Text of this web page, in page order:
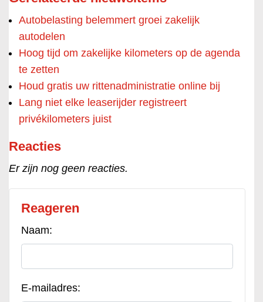
Autobelasting belemmert groei zakelijk
autodelen
Hoog tijd om zakelijke kilometers op de agenda
te zetten
Houd gratis uw rittenadministratie online bij
Lang niet elke leaserijder registreert
privékilometers juist
Reacties
Er zijn nog geen reacties.
Reageren
Naam:
E-mailadres: